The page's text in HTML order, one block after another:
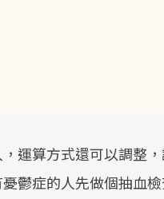
運算方式還可以調整
鬱症的人先做個抽血